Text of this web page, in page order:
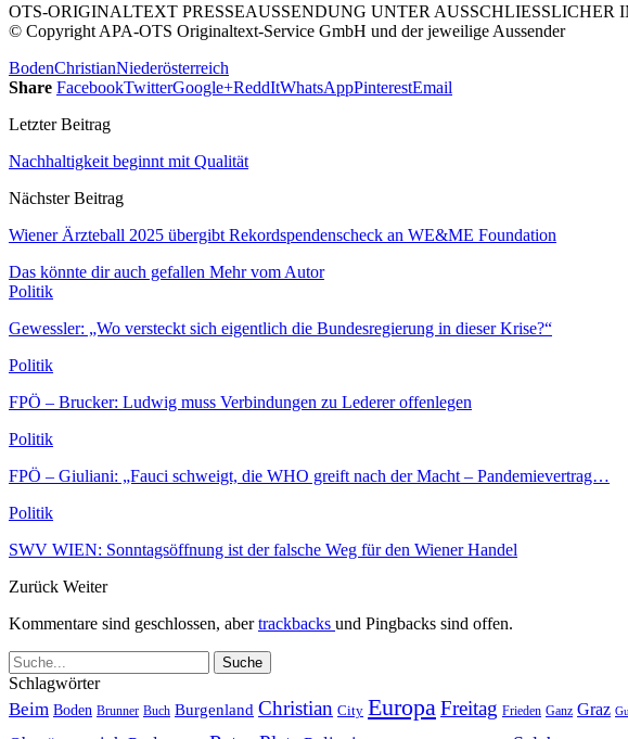
OTS-ORIGINALTEXT PRESSEAUSSENDUNG UNTER
© Copyright APA-OTS Originaltext-Service GmbH und der jeweilige Aussender
BodenChristianNiederösterreich
Share FacebookTwitterGoogle+ReddItWhatsAppPinterestEmail
Letzter Beitrag
Nachhaltigkeit beginnt mit Qualität
Nächster Beitrag
Wiener Ärzteball 2025 übergibt Rekordspendenscheck an WE&ME Foundation
Das könnte dir auch gefallen Mehr vom Autor
Politik
Gewessler: „Wo versteckt sich eigentlich die Bundesregierung in dieser Krise?“
Politik
FPÖ – Brucker: Ludwig muss Verbindungen zu Lederer offenlegen
Politik
FPÖ – Giuliani: „Fauci schweigt, die WHO greift nach der Macht – Pandemievertrag…
Politik
SWV WIEN: Sonntagsöffnung ist der falsche Weg für den Wiener Handel
Zurück Weiter
Kommentare sind geschlossen, abertrackbacks und Pingbacks sind offen.
Schlagwörter
Beim Boden Brunner Buch Burgenland Christian City Europa Freitag Frieden Ganz Graz